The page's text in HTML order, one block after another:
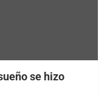
se hizo